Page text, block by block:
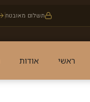
תשלום מאובטח
ראשי אודות